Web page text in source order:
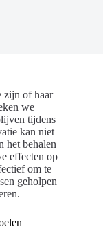
zijn of haar
we
tijdens
kan niet
het behalen
effecten op
om te
geholpen